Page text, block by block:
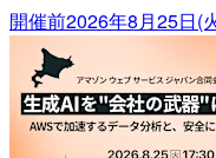
開催前2026年8月25日(